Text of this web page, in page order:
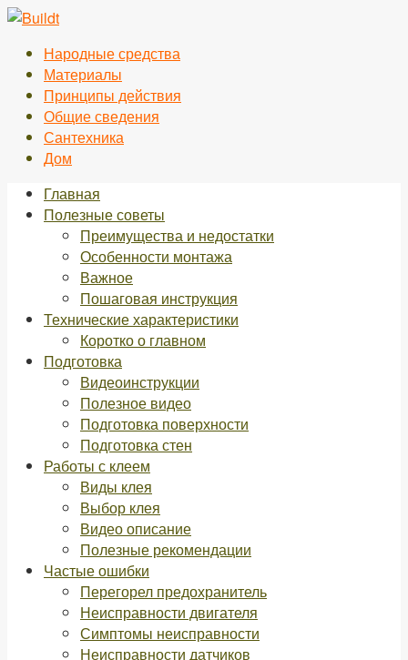
Перейти
контентуНародные средства
Материалы
Принципы действия
Общие сведения
Сантехника
Дом
Главная
Полезные советы
Преимущества и недостатки
Особенности монтажа
Важное
Пошаговая инструкция
Технические характеристики
Коротко о главном
Подготовка
Видеоинструкции
Полезное видео
Подготовка поверхности
Подготовка стен
Работы с клеем
Виды клея
Выбор клея
Видео описание
Полезные рекомендации
Частые ошибки
Перегорел предохранитель
Неисправности двигателя
Симптомы неисправности
Неисправности датчиков